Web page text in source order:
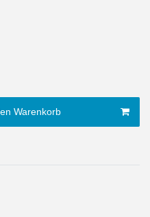
Warenkorb